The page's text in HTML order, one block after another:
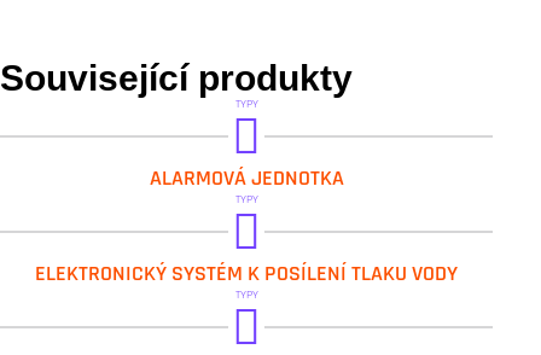
Související produkty
TYPY
ALARMOVÁ JEDNOTKA
TYPY
ELEKTRONICKÝ SYSTÉM K POSÍLENÍ TLAKU VODY
TYPY